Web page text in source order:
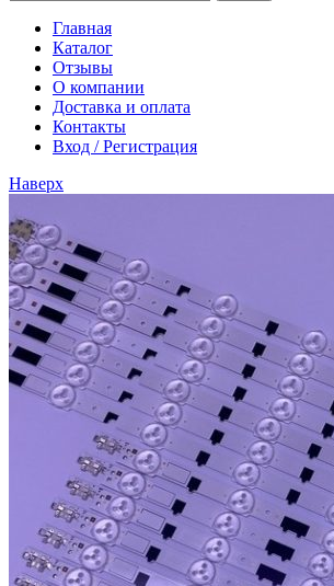
Главная
Каталог
Отзывы
О компании
Доставка и оплата
Контакты
Вход / Регистрация
Наверх